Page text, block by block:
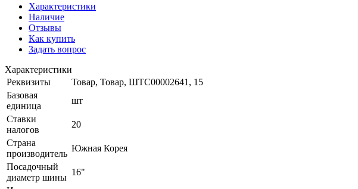
Характеристики
Наличие
Отзывы
Как купить
Задать вопрос
Характеристики
Реквизиты
Товар, Товар, ШТС00002641, 15
Базовая
единица
шт
Ставки
налогов
20
Страна
производитель
Южная Корея
Посадочный
диаметр шины
16"